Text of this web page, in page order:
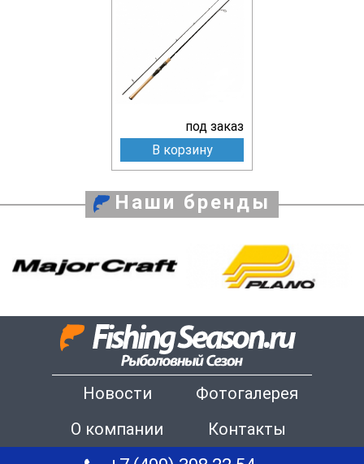
под заказ
В корзину
Наши бренды
Новости
Фотогалерея
О компании
Контакты